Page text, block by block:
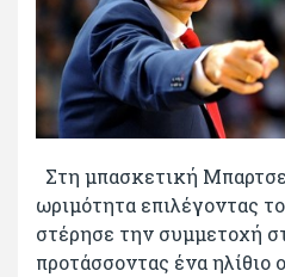
Στη μπασκετική
ωριμότητα επιλέγοντας
στέρησε την συμμετοχή
προτάσσοντας ένα ηλίθιο